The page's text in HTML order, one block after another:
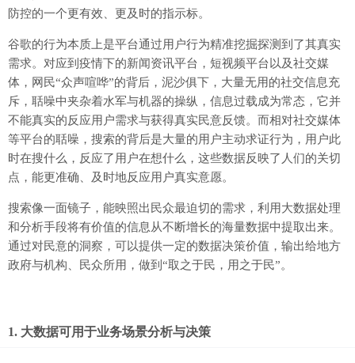
防控的一个更有效、更及时的指示标。
谷歌的行为本质上是平台通过用户行为精准挖掘探测到了其真实
需求。对应到疫情下的新闻资讯平台，短视频平台以及社交媒
体，网民“众声喧哗”的背后，泥沙俱下，大量无用的社交信息充
斥，聒噪中夹杂着水军与机器的操纵，信息过载成为常态，它并
不能真实的反应用户需求与获得真实民意反馈。而相对社交媒体
等平台的聒噪，搜索的背后是大量的用户主动求证行为，用户此
时在搜什么，反应了用户在想什么，这些数据反映了人们的关切
点，能更准确、及时地反应用户真实意愿。
搜索像一面镜子，能映照出民众最迫切的需求，利用大数据处理
和分析手段将有价值的信息从不断增长的海量数据中提取出来。
通过对民意的洞察，可以提供一定的数据决策价值，输出给地方
政府与机构、民众所用，做到“取之于民，用之于民”。
1. 大数据可用于业务场景分析与决策